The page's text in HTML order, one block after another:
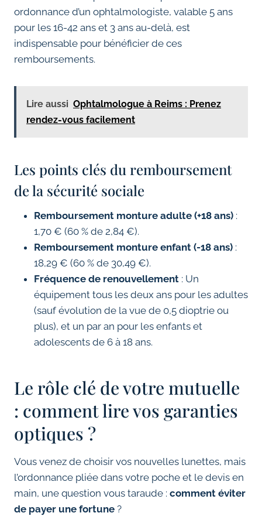
ordonnance d’un ophtalmologiste, valable 5 ans
pour les 16-42 ans et 3 ans au-delà, est
indispensable pour bénéficier de ces
remboursements.
Lire aussi Ophtalmologue à Reims : Prenez
rendez-vous facilement
Les points clés du remboursement
de la sécurité sociale
Remboursement monture adulte (+18 ans) :
1,70 € (60 % de 2,84 €).
Remboursement monture enfant (-18 ans) :
18,29 € (60 % de 30,49 €).
Fréquence de renouvellement : Un
équipement tous les deux ans pour les adultes
(sauf évolution de la vue de 0,5 dioptrie ou
plus), et un par an pour les enfants et
adolescents de 6 à 18 ans.
Le rôle clé de votre mutuelle
: comment lire vos garanties
optiques ?
Vous venez de choisir vos nouvelles lunettes, mais
l’ordonnance pliée dans votre poche et le devis en
main, une question vous taraude : comment éviter
de payer une fortune ?